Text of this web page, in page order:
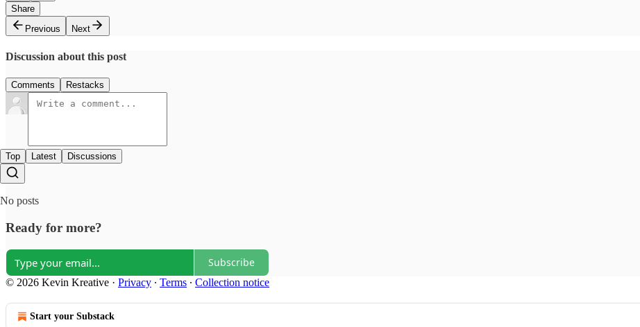
Share
Previous
Next
Discussion about this post
Comments Restacks
Top Latest Discussions
No posts
Ready for more?
Subscribe
© 2026 Kevin Kreative · Privacy ∙ Terms ∙ Collection notice
Start your Substack